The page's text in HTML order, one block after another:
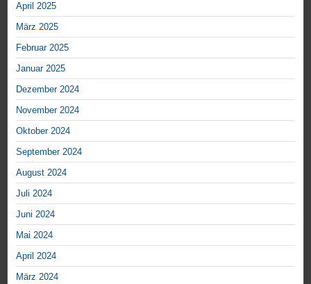
April 2025
März 2025
Februar 2025
Januar 2025
Dezember 2024
November 2024
Oktober 2024
September 2024
August 2024
Juli 2024
Juni 2024
Mai 2024
April 2024
März 2024